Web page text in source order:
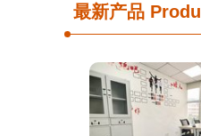
最新产品